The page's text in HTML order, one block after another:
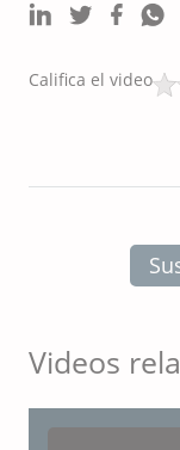
Califica el video
Videos